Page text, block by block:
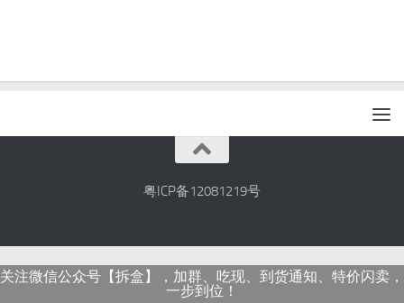
粤ICP备12081219号
关注微信公众号【拆盒】，加群、吃现、到货通知、特价闪卖，
一步到位！